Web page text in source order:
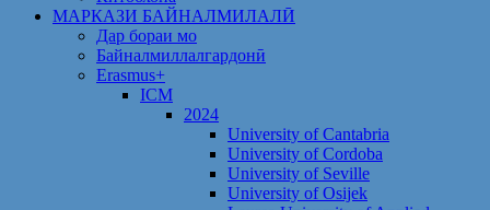
МАРКАЗИ БАЙНАЛМИЛАЛӢ
Дар бораи мо
Байналмиллалгардонӣ
Erasmus+
ICM
2024
University of Cantabria
University of Cordoba
University of Seville
University of Osijek